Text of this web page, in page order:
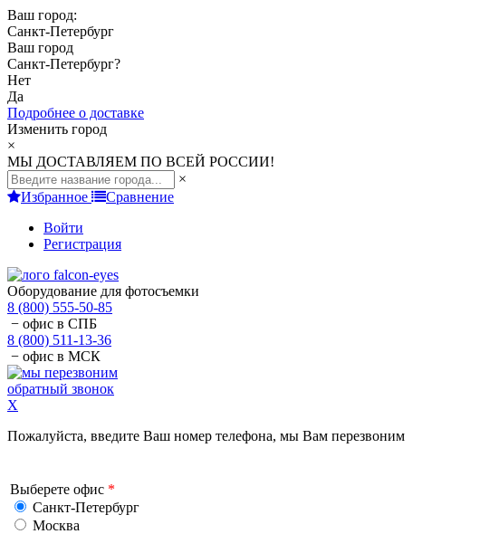
Ваш город:
Санкт-Петербург
Ваш город
Санкт-Петербург?
Нет
Да
Подробнее о доставке
Изменить город
×
МЫ ДОСТАВЛЯЕМ ПО ВСЕЙ РОССИИ!
×
Избранное
Сравнение
Войти
Регистрация
Оборудование для фотосъемки
8 (800) 555-50-85
− офис в СПБ
8 (800) 511-13-36
− офис в МСК
обратный звонок
X
Пожалуйста, введите Ваш номер телефона, мы Вам перезвоним
Выберете офис *
Санкт-Петербург
Москва